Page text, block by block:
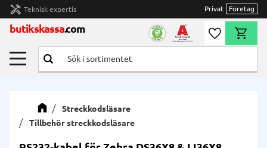
Meny
handyman Teknisk expertis Privat Företag
butikskassa.com Önskelista
Streckkodsläsare
Tillbehör streckkodsläsare